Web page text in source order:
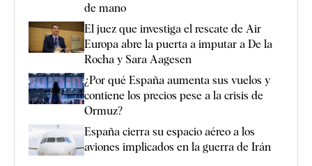
de mano
El juez que investiga el rescate de Air
Europa abre la puerta a imputar a De la
Rocha y Sara Aagesen
¿Por qué España aumenta sus vuelos y
contiene los precios pese a la crisis de
Ormuz?
España cierra su espacio aéreo a los
aviones implicados en la guerra de Irán